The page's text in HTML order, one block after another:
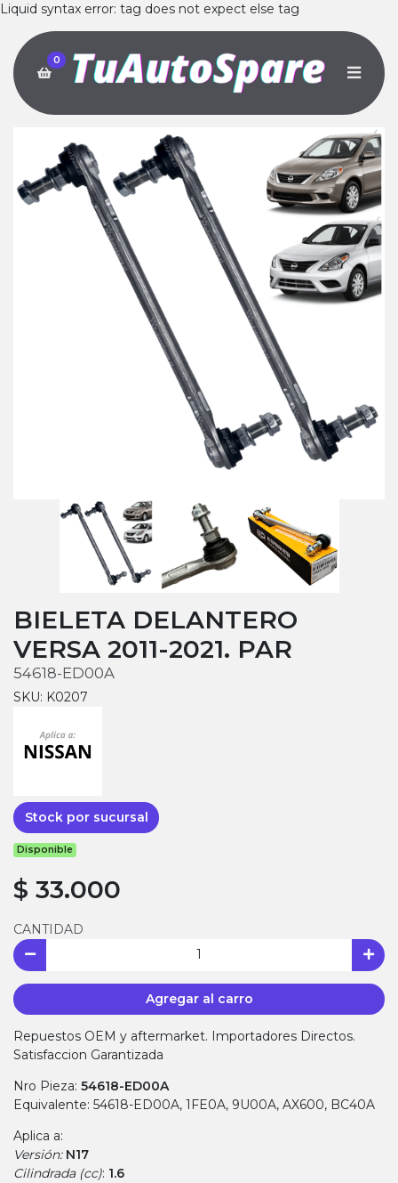
Liquid syntax error: tag does not expect else tag
0
BIELETA DELANTERO
VERSA 2011-2021. PAR
54618-ED00A
SKU: K0207
Stock por sucursal
Disponible
$ 33.000
CANTIDAD
Agregar al carro
Repuestos OEM y aftermarket. Importadores Directos.
Satisfaccion Garantizada
Nro Pieza: 54618-ED00A
Equivalente: 54618-ED00A, 1FE0A, 9U00A, AX600, BC40A
Aplica a:
Versión: N17
Cilindrada (cc): 1.6